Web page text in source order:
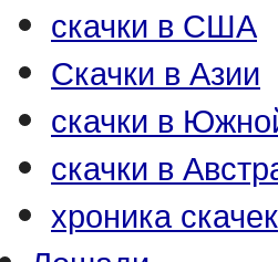
скачки в США
Скачки в Азии
скачки в
скачки в
хроника скачек